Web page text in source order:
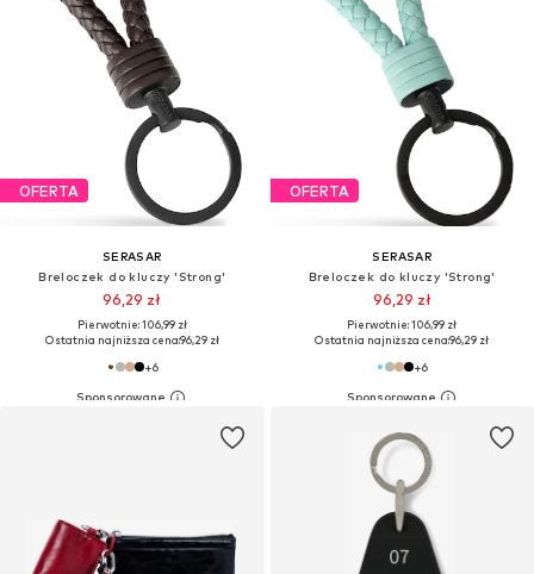
OFERTA
SERASAR
Breloczek do kluczy 'Strong'
96,29 zł
Pierwotnie: 106,99 zł
Ostatnia najniższa cena:96,29 zł
+6
OFERTA
SERASAR
Breloczek do kluczy 'Strong'
96,29 zł
Pierwotnie: 106,99 zł
Ostatnia najniższa cena:96,29 zł
+6